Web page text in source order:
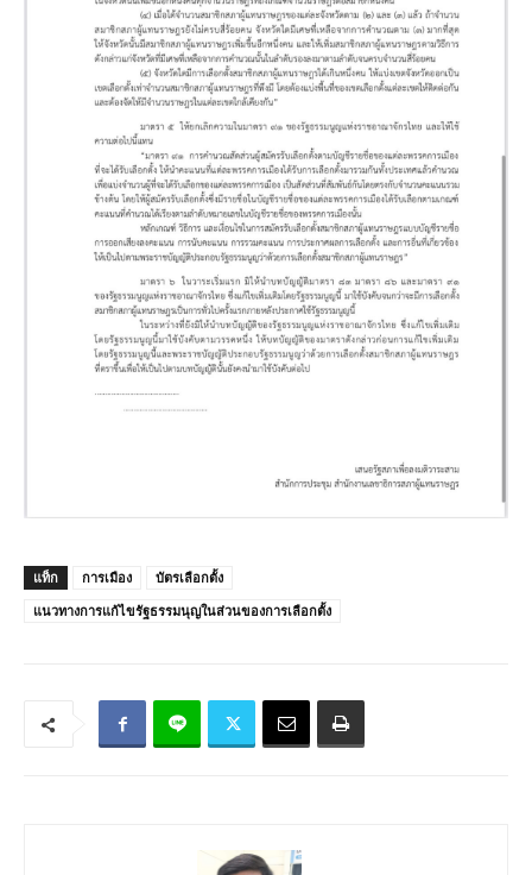
แท็ก การเมือง
บัตรเลือกตั้ง
แนวทางการแก้ไขรัฐธรรมนุญในส่วนของการเลือกตั้ง